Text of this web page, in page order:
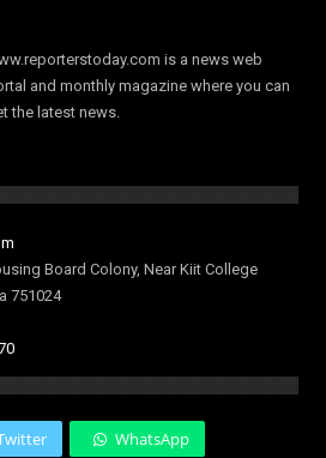
is a news web
and monthly magazine where you can
the latest news.
Board Colony, Near Kiit College
751024
WhatsApp